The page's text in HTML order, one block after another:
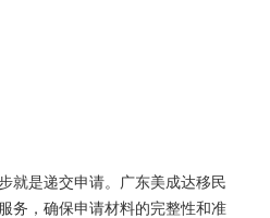
就是递交申请。广东美成达移民
务，确保申请材料的完整性和准